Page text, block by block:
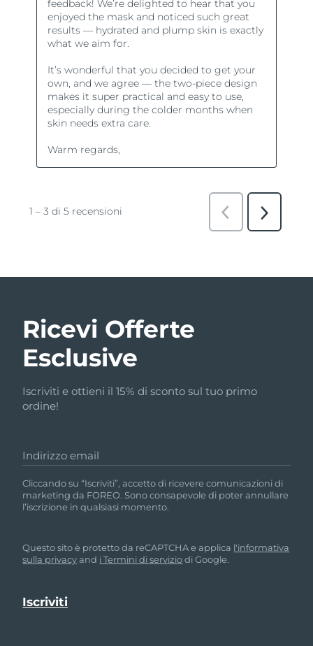
Ricevi Offerte
Esclusive
Iscriviti e ottieni il 15% di sconto sul tuo primo
ordine!
Indirizzo email
Cliccando su “Iscriviti”, accetto di ricevere comunicazioni di
marketing da FOREO. Sono consapevole di poter annullare
l’iscrizione in qualsiasi momento.
Questo sito è protetto da reCAPTCHA e applica l'informativa
sulla privacyand i Termini di serviziodi Google.